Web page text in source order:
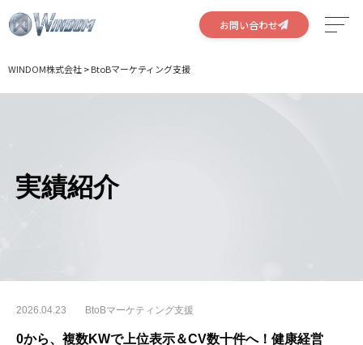
お問い合わせ
サービス
WINDOM株式会社>BtoBマーケティング支援
実績紹介
2026.04.23 BtoBマーケティング支援
0から、複数KWで上位表示＆CV数十件へ！健康経営